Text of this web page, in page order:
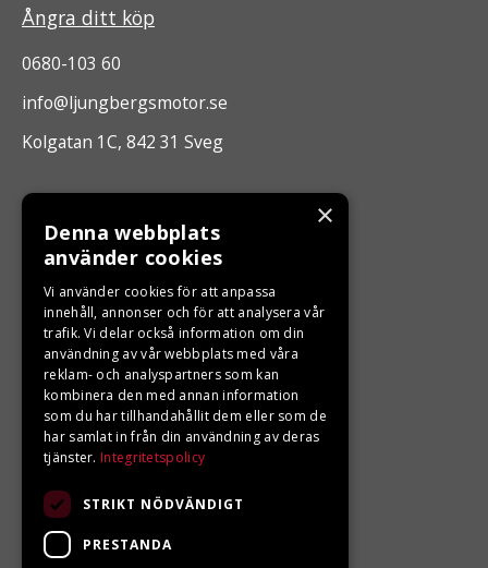
Ångra ditt köp
0680-103 60
info@ljungbergsmotor.se
Kolgatan 1C, 842 31 Sveg
ÖPPETTIDER
Måndag - Fredag 10.00 -17.00
LJUNGBERGS MOTOR
Din BRP återförsäljare i Sveg!
×
Denna webbplats
använder cookies
Vi använder cookies för att anpassa
innehåll, annonser och för att analysera vår
trafik. Vi delar också information om din
användning av vår webbplats med våra
reklam- och analyspartners som kan
kombinera den med annan information
som du har tillhandahållit dem eller som de
har samlat in från din användning av deras
tjänster. Integritetspolicy
STRIKT NÖDVÄNDIGT
PRESTANDA